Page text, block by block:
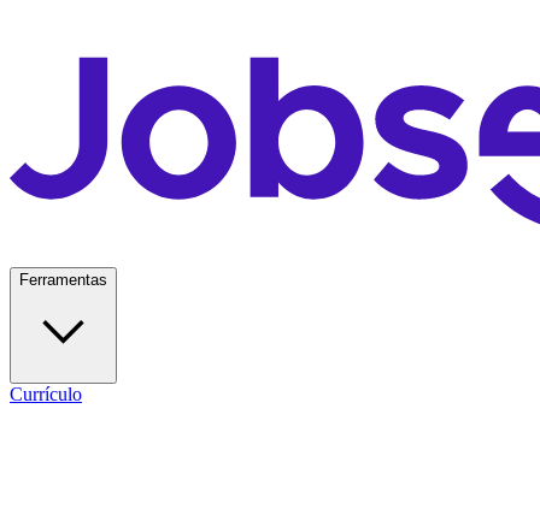
Ferramentas
Currículo